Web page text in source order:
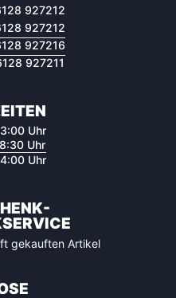
927212
927212
927216
927211
Uhr
Uhr
Uhr
gekauften Artikel